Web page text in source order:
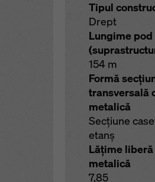
Tipul
Drept
Lungime pod
154 m
Formă
transversală
metalică
Secţiune
etanş
Lăţime
metalică
7,85